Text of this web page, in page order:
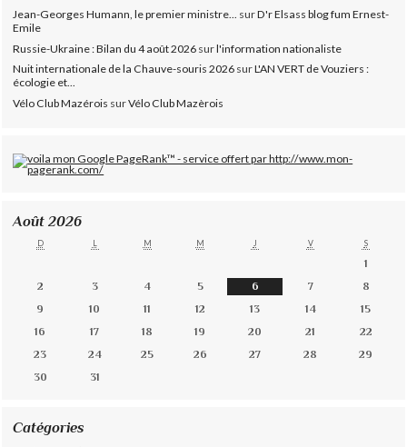
Jean-Georges Humann, le premier ministre... surD'r Elsass blog fum Ernest-
Emile
Russie-Ukraine : Bilan du 4 août 2026 surl'information nationaliste
Nuit internationale de la Chauve-souris 2026 surL'AN VERT de Vouziers :
écologie et...
Vélo Club Mazérois surVélo Club Mazèrois
Août 2026
D L M M J V S
1
2
3 4 5 6 7
8
9
10 11 12 13 14
15
16
17 18 19 20 21
22
23
24 25 26 27 28
29
30
31
Catégories